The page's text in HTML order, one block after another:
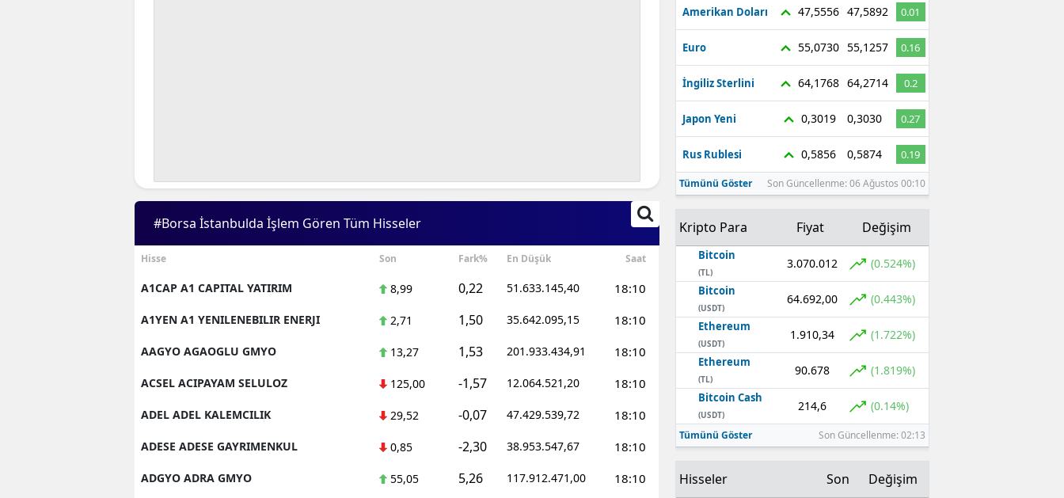
#Borsa İstanbulda İşlem Gören Tüm Hisseler
Hisse Son Fark% En Düşük Saat
A1CAP A1 CAPITAL YATIRIM 8,99 0,22 51.633.145,40 18:10
A1YEN A1 YENILENEBILIR ENERJI 2,71 1,50 35.642.095,15 18:10
AAGYO AGAOGLU GMYO 13,27 1,53 201.933.434,91 18:10
ACSEL ACIPAYAM SELULOZ 125,00 -1,57 12.064.521,20 18:10
ADEL ADEL KALEMCILIK 29,52 -0,07 47.429.539,72 18:10
ADESE ADESE GAYRIMENKUL 0,85 -2,30 38.953.547,67 18:10
ADGYO ADRA GMYO 55,05 5,26 117.912.471,00 18:10
Amerikan Doları 47,5556 47,5892 0.01
Euro 55,0730 55,1257 0.16
İngiliz Sterlini 64,1768 64,2714 0.2
Japon Yeni 0,3019 0,3030 0.27
Rus Rublesi 0,5856 0,5874 0.19
Tümünü Göster Son Güncellenme: 06 Ağustos 00:10
Kripto Para Fiyat Değişim
Bitcoin
(TL)
3.070.012 (0.524%)
Bitcoin
(USDT)
64.692,00 (0.443%)
Ethereum
(USDT)
1.910,34 (1.722%)
Ethereum
(TL)
90.678 (1.819%)
Bitcoin Cash
(USDT)
214,6 (0.14%)
Tümünü Göster Son Güncellenme: 02:13
Hisseler Son Değişim